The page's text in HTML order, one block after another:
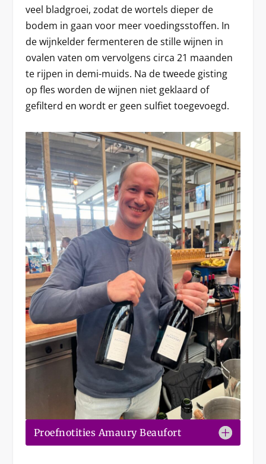
veel bladgroei, zodat de wortels dieper de
bodem in gaan voor meer voedingsstoffen. In
de wijnkelder fermenteren de stille wijnen in
ovalen vaten om vervolgens circa 21 maanden
te rijpen in demi-muids. Na de tweede gisting
op fles worden de wijnen niet geklaard of
gefilterd en wordt er geen sulfiet toegevoegd.
Proefnotities Amaury Beaufort